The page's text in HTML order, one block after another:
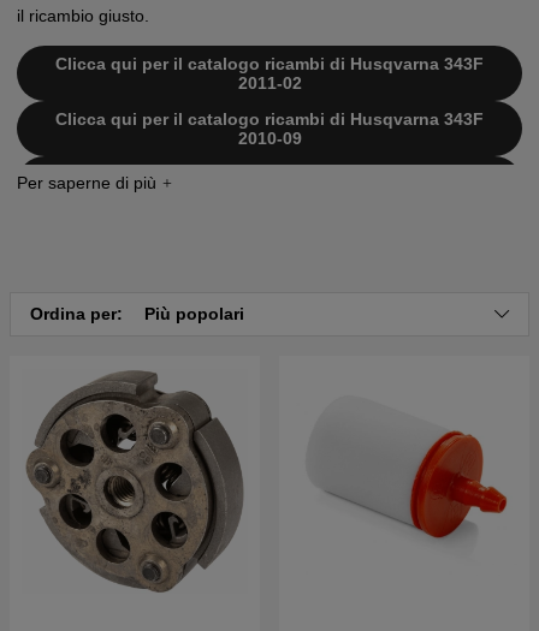
il ricambio giusto.
Clicca qui per il catalogo ricambi di Husqvarna 343F
2011-02
Clicca qui per il catalogo ricambi di Husqvarna 343F
2010-09
Clicca qui per il catalogo ricambi di Husqvarna 343F
20031800001-20043100000
Clicca qui per il catalogo ricambi di Husqvarna 343F
20064000001-20081800000
Clicca qui per il catalogo ricambi di Husqvarna 343F
20081800001-20103600000
Clicca qui per il catalogo ricambi di Husqvarna 343F
20103600001-20110600000
Clicca qui per il catalogo ricambi di Husqvarna 343F
20110600001-Current
Ordina per: Più popolari